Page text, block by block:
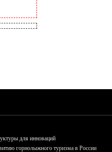
для инноваций
горнолыжного туризма в России